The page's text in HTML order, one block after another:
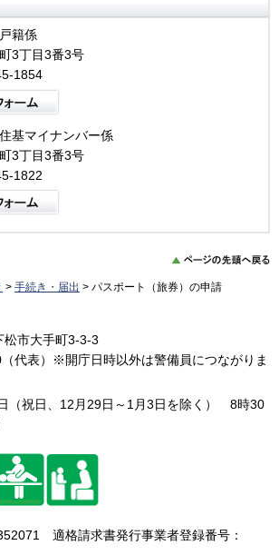
籍係
3丁目3番3号
1854
基マイナンバー係
3丁目3番3号
1822
> 手続き・届出 > パスポート（旅券）の申請
市大手町3-3-3
代表）※開庁日時以外は警備員につながりま
（祝日、12月29日～1月3日を除く） 8時30
適格請求書発行事業者登録番号：